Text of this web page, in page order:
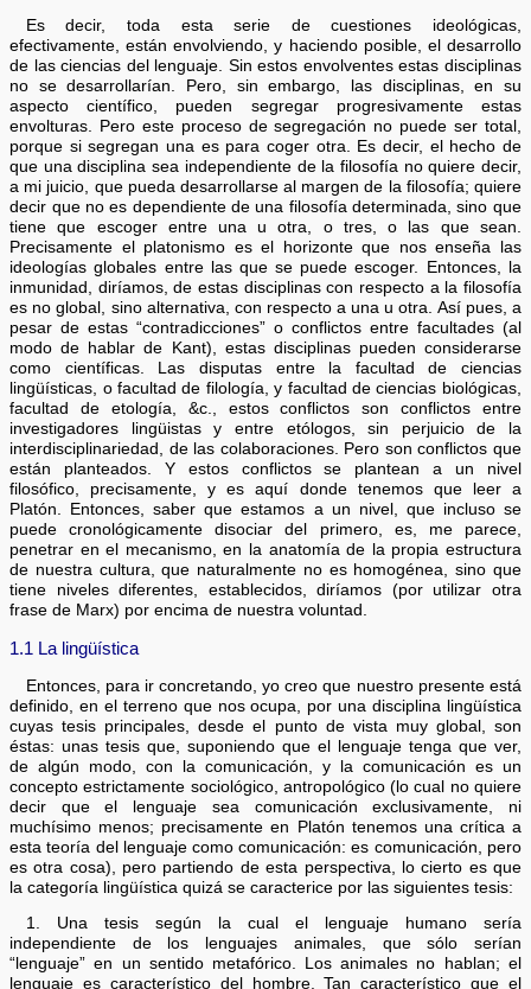
Es decir, toda esta serie de cuestiones ideológicas,
efectivamente, están envolviendo, y haciendo posible, el desarrollo
de las ciencias del lenguaje. Sin estos envolventes estas disciplinas
no se desarrollarían. Pero, sin embargo, las disciplinas, en su
aspecto científico, pueden segregar progresivamente estas
envolturas. Pero este proceso de segregación no puede ser total,
porque si segregan una es para coger otra. Es decir, el hecho de
que una disciplina sea independiente de la filosofía no quiere decir,
a mi juicio, que pueda desarrollarse al margen de la filosofía; quiere
decir que no es dependiente de una filosofía determinada, sino que
tiene que escoger entre una u otra, o tres, o las que sean.
Precisamente el platonismo es el horizonte que nos enseña las
ideologías globales entre las que se puede escoger. Entonces, la
inmunidad, diríamos, de estas disciplinas con respecto a la filosofía
es no global, sino alternativa, con respecto a una u otra. Así pues, a
pesar de estas “contradicciones” o conflictos entre facultades (al
modo de hablar de Kant), estas disciplinas pueden considerarse
como científicas. Las disputas entre la facultad de ciencias
lingüísticas, o facultad de filología, y facultad de ciencias biológicas,
facultad de etología, &c., estos conflictos son conflictos entre
investigadores lingüistas y entre etólogos, sin perjuicio de la
interdisciplinariedad, de las colaboraciones. Pero son conflictos que
están planteados. Y estos conflictos se plantean a un nivel
filosófico, precisamente, y es aquí donde tenemos que leer a
Platón. Entonces, saber que estamos a un nivel, que incluso se
puede cronológicamente disociar del primero, es, me parece,
penetrar en el mecanismo, en la anatomía de la propia estructura
de nuestra cultura, que naturalmente no es homogénea, sino que
tiene niveles diferentes, establecidos, diríamos (por utilizar otra
frase de Marx) por encima de nuestra voluntad.
1.1 La lingüística
Entonces, para ir concretando, yo creo que nuestro presente está
definido, en el terreno que nos ocupa, por una disciplina lingüística
cuyas tesis principales, desde el punto de vista muy global, son
éstas: unas tesis que, suponiendo que el lenguaje tenga que ver,
de algún modo, con la comunicación, y la comunicación es un
concepto estrictamente sociológico, antropológico (lo cual no quiere
decir que el lenguaje sea comunicación exclusivamente, ni
muchísimo menos; precisamente en Platón tenemos una crítica a
esta teoría del lenguaje como comunicación: es comunicación, pero
es otra cosa), pero partiendo de esta perspectiva, lo cierto es que
la categoría lingüística quizá se caracterice por las siguientes tesis:
1. Una tesis según la cual el lenguaje humano sería
independiente de los lenguajes animales, que sólo serían
“lenguaje” en un sentido metafórico. Los animales no hablan; el
lenguaje es característico del hombre. Tan característico que el